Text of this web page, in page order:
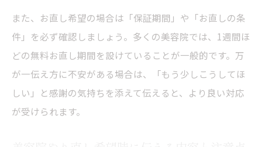
また、お直し希望の場合は「保証期間」や「お直しの条
件」を必ず確認しましょう。多くの美容院では、1週間ほ
どの無料お直し期間を設けていることが一般的です。万
が一伝え方に不安がある場合は、「もう少しこうしてほ
しい」と感謝の気持ちを添えて伝えると、より良い対応
が受けられます。